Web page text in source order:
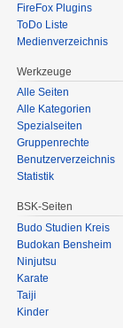
FireFox Plugins
ToDo Liste
Medienverzeichnis
Werkzeuge
Alle Seiten
Alle Kategorien
Spezialseiten
Gruppenrechte
Benutzerverzeichnis
Statistik
BSK-Seiten
Budo Studien Kreis
Budokan Bensheim
Ninjutsu
Karate
Taiji
Kinder